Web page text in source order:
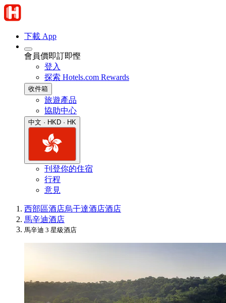
下載 App
會員價即訂即慳
登入
探索 Hotels.com Rewards
收件箱
旅遊產品
協助中心
中文 · HKD · HK
刊登你的住宿
行程
意見
西部區酒店烏干達酒店酒店
馬辛迪酒店
馬辛迪 3 星級酒店​